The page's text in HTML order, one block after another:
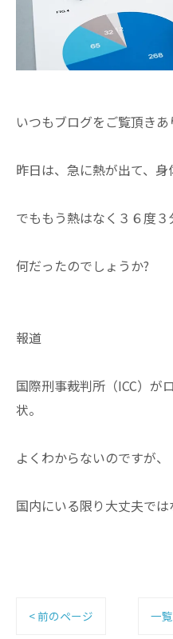
いつもブログをご覧頂きあ
昨日は、急に熱が出て、身
でももう熱はなく３６度３
何だったのでしょうか?
報道
国際刑事裁判所（ICC）が
状。
よくわからないのですが、
国内にいる限り大丈夫で
< 前のページ 一